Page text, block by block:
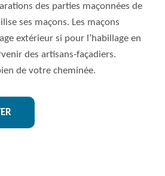
des parties maçonnées de
ses maçons. Les maçons
extérieur si pour l’habillage en
des artisans-façadiers.
de votre cheminée.